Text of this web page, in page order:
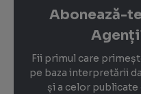
Abonează-
Fii primul care
pe baza interpretării
și a celor